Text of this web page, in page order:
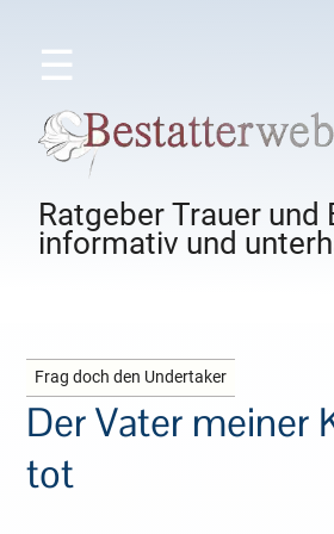
☰
Ratgeber Trauer und
informativ und
Frag doch den Undertaker
Der Vater meiner
tot